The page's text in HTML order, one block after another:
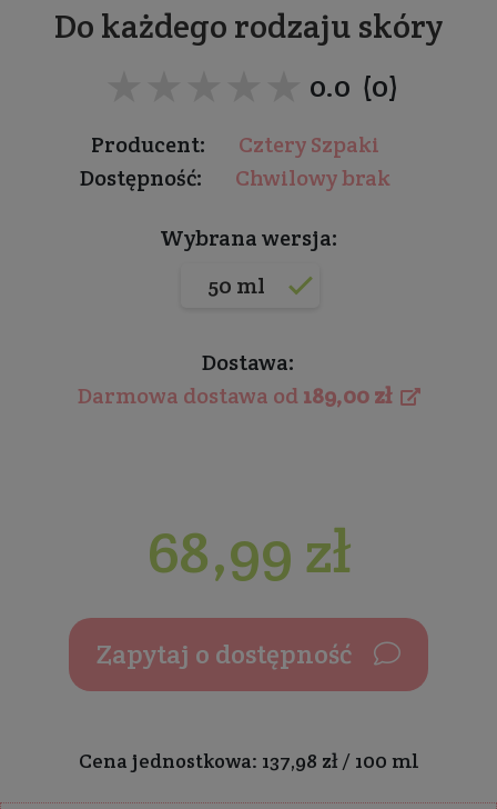
Do każdego rodzaju skóry
0.0 (0)
Producent:
Cztery Szpaki
Dostępność:
Chwilowy brak
Wybrana wersja:
50 ml
Dostawa:
Darmowa dostawa od189,00 zł
68,99 zł
Zapytaj o dostępność
Cena jednostkowa: 137,98 zł / 100 ml